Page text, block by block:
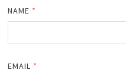
NAME *
EMAIL *